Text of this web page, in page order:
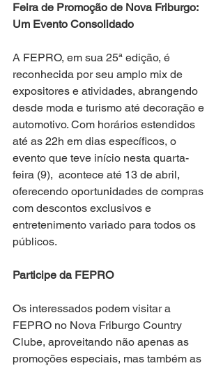
Feira de Promoção de Nova Friburgo:
Um Evento Consolidado
A FEPRO, em sua 25ª edição, é
reconhecida por seu amplo mix de
expositores e atividades, abrangendo
desde moda e turismo até decoração e
automotivo. Com horários estendidos
até as 22h em dias específicos, o
evento que teve início nesta quarta-
feira (9),  acontece até 13 de abril,
oferecendo oportunidades de compras
com descontos exclusivos e
entretenimento variado para todos os
públicos.
Participe da FEPRO
Os interessados podem visitar a
FEPRO no Nova Friburgo Country
Clube, aproveitando não apenas as
promoções especiais, mas também as